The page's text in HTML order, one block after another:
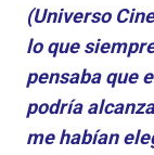
(Universo
lo que
pensaba que
podría
me habían